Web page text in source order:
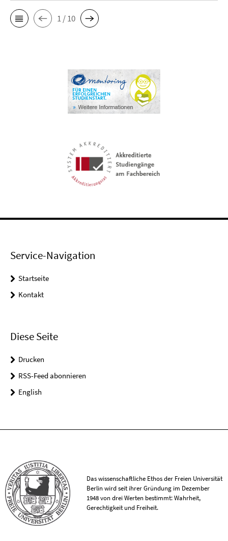
1 / 10
Service-Navigation
Startseite
Kontakt
Diese Seite
Drucken
RSS-Feed abonnieren
English
Das wissenschaftliche Ethos der Freien Universität
Berlin wird seit ihrer Gründung im Dezember
1948 von drei Werten bestimmt: Wahrheit,
Gerechtigkeit und Freiheit.